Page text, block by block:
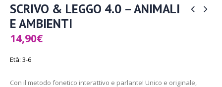
SCRIVO & LEGGO 4.0 – ANIMALI
E AMBIENTI
14,90€
Età: 3-6
Con il metodo fonetico interattivo e parlante! Unico e originale,